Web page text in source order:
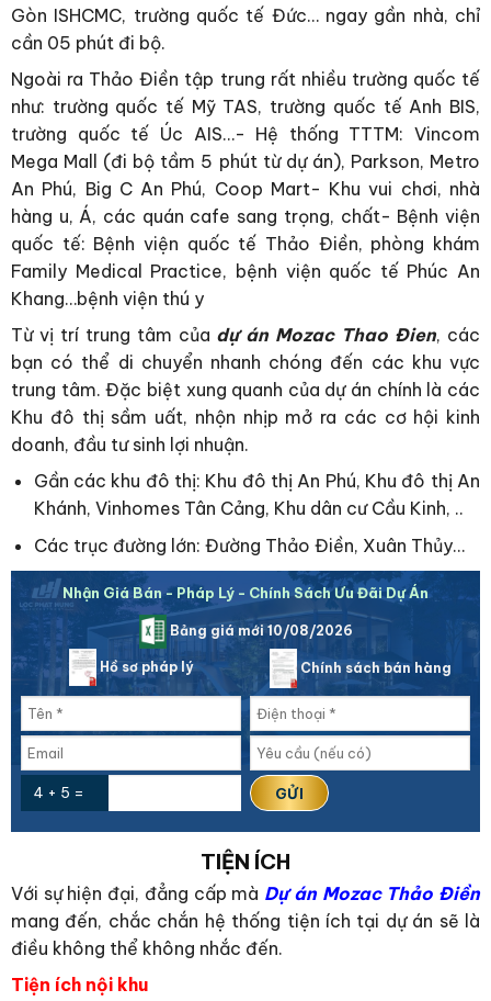
Gòn ISHCMC, trường quốc tế Đức… ngay gần nhà, chỉ
cần 05 phút đi bộ.
Ngoài ra Thảo Điền tập trung rất nhiều trường quốc tế
như: trường quốc tế Mỹ TAS, trường quốc tế Anh BIS,
trường quốc tế Úc AIS…- Hệ thống TTTM: Vincom
Mega Mall (đi bộ tầm 5 phút từ dự án), Parkson, Metro
An Phú, Big C An Phú, Coop Mart- Khu vui chơi, nhà
hàng u, Á, các quán cafe sang trọng, chất- Bệnh viện
quốc tế: Bệnh viện quốc tế Thảo Điền, phòng khám
Family Medical Practice, bệnh viện quốc tế Phúc An
Khang…bệnh viện thú y
Từ vị trí trung tâm của dự án Mozac Thao Đien, các
bạn có thể di chuyển nhanh chóng đến các khu vực
trung tâm. Đặc biệt xung quanh của dự án chính là các
Khu đô thị sầm uất, nhộn nhịp mở ra các cơ hội kinh
doanh, đầu tư sinh lợi nhuận.
Gần các khu đô thị: Khu đô thị An Phú, Khu đô thị An
Khánh, Vinhomes Tân Cảng, Khu dân cư Cầu Kinh, ..
Các trục đường lớn: Đường Thảo Điền, Xuân Thủy…
Nhận Giá Bán - Pháp Lý - Chính Sách Ưu Đãi Dự Án
Bảng giá mới 10/08/2026
Hồ sơ pháp lý Chính sách bán hàng
4 + 5 =
TIỆN ÍCH
Với sự hiện đại, đẳng cấp mà Dự án Mozac Thảo Điền
mang đến, chắc chắn hệ thống tiện ích tại dự án sẽ là
điều không thể không nhắc đến.
Tiện ích nội khu